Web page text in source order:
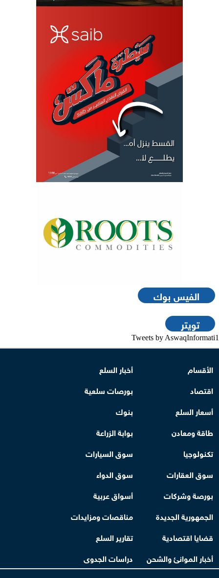
الفيس بوك
تويتر
Tweets by AswaqInformati1
الأقسام
أخبار السلع
اقتصاد
بورصات سلعية
أسعار السلع
بنوك
طاقة ومعادن
بوابة الزراعة
تكنولوجيا
سوق السيارات
سوق العقارات
سوق الدواء
بورصة وشركات
أسواق عربية
الجمهورية الجديدة
مناقصات ومزايدات
قضايا اقتصادية
تقارير السلع
أخبار الموانئ والشحن
دراسات الجدوى